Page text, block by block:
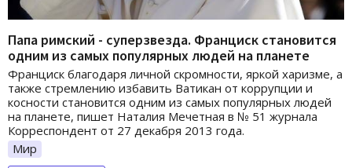
Папа римский - суперзвезда. Франциск становится
одним из самых популярных людей на планете
Франциск благодаря личной скромности, яркой харизме, а
также стремлению избавить Ватикан от коррупции и
косности становится одним из самых популярных людей
на планете, пишет Наталия Мечетная в № 51 журнала
Корреспондент от 27 декабря 2013 года.
Мир